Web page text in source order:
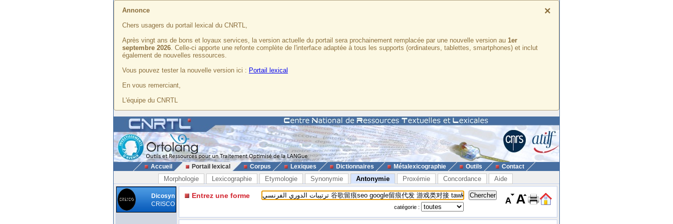
×
Annonce
Chers usagers du portail lexical du CNRTL,
Après vingt ans de bons et loyaux services, la version actuelle du portail sera prochainement remplacée par une nouvelle version au 1er
septembre 2026. Celle-ci apporte une refonte complète de l'interface adaptée à tous les supports (ordinateurs, tablettes, smartphones) et inclut
également de nouvelles ressources.
Vous pouvez tester la nouvelle version ici : Portail lexical
En vous remerciant,
L'équipe du CNRTL
Accueil Portail lexical Corpus Lexiques Dictionnaires Métalexicographie Outils Contact
Morphologie Lexicographie Etymologie Synonymie Antonymie Proxémie Concordance Aide
Dicosyn
CRISCO
Entrez une forme
catégorie :